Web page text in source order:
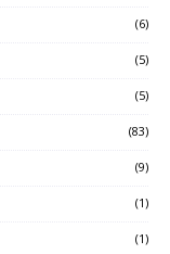
(6)
(5)
(5)
(83)
(9)
(1)
(1)